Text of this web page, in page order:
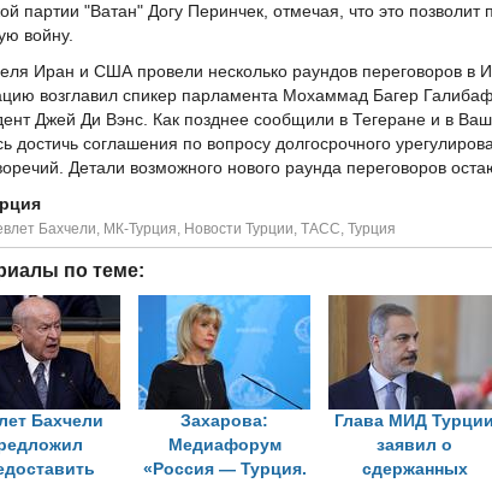
партии "Ватан" Догу Перинчек, отмечая, что это позволит
войну.
Иран и США провели несколько раундов переговоров в
возглавил спикер парламента Мохаммад Багер
Джей Ди Вэнс. Как позднее сообщили в Тегеране и в
достичь соглашения по вопросу долгосрочного
Детали возможного нового раунда переговоров
Бахчели, МК-Турция, Новости Турции, ТАСС, Турция
по теме:
Бахчели
Захарова:
Медиафорум
«Россия — Турция.
Глава МИД Турции
заявил о
сдержанных